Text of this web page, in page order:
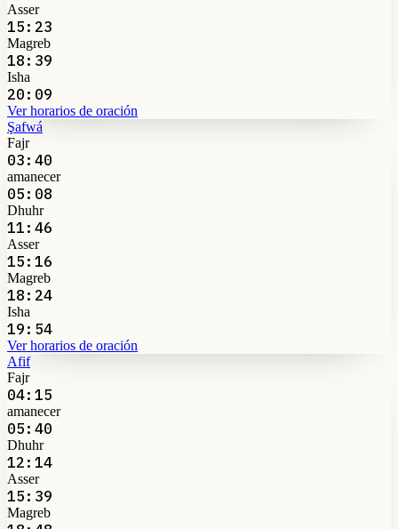
Asser
15:23
Magreb
18:39
Isha
20:09
Ver horarios de oración
Şafwá
Fajr
03:40
amanecer
05:08
Dhuhr
11:46
Asser
15:16
Magreb
18:24
Isha
19:54
Ver horarios de oración
Afif
Fajr
04:15
amanecer
05:40
Dhuhr
12:14
Asser
15:39
Magreb